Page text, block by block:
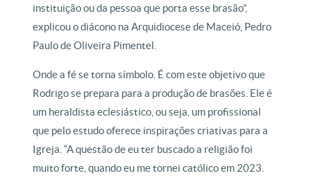
instituição ou da pessoa que porta esse brasão”,
explicou o diácono na Arquidiocese de Maceió, Pedro
Paulo de Oliveira Pimentel.
Onde a fé se torna símbolo. É com este objetivo que
Rodrigo se prepara para a produção de brasões. Ele é
um heraldista eclesiástico, ou seja, um profissional
que pelo estudo oferece inspirações criativas para a
Igreja. “A questão de eu ter buscado a religião foi
muito forte, quando eu me tornei católico em 2023.